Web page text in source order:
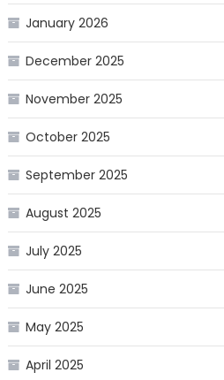
January 2026
December 2025
November 2025
October 2025
September 2025
August 2025
July 2025
June 2025
May 2025
April 2025